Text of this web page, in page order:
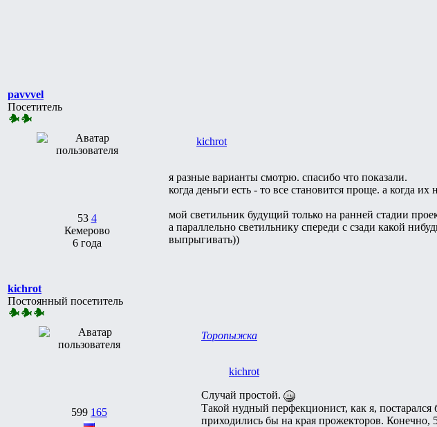
pavvvel
Посетитель
53 4
Кемерово
6 года
kichrot
я разные варианты смотрю. спасибо что показали.
когда деньги есть - то все становится проще. а когда
мой светильник будущий только на ранней стадии
а параллельно светильнику спереди с сзади какой
выпрыгивать))
kichrot
Постоянный посетитель
599 165
Торопыжка
kichrot
Случай простой.
Такой нудный перфекционист, как я,
приходились бы на края прожекторов. Конечно,